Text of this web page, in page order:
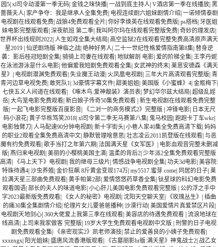
园5| xl司令动漫第一季无码| 金钱之味快播| 一战到底主持人| V酒店第一季在线播放| 黑
蔷薇夫人| 家产争夺：我是继承人全集免费| 电视连续剧六姐妹剧情介绍| 一诺倾情泰剧
电视剧在线观看免费| 战狼4免费观看全片| 你好李焕英在线观看免费版| ps搭档| 牙医姐
妹电影完整版观看| 深夜航班 第二季| 我叫阿尔玛在线观看完整版免费| 奇妙的理发店|
世界杯出线规则2022| 人生如戏全集大结局| 高空监狱2在线观看完整免费高清原声满天
星2019 | 仙逆剧场版 神临之战| 绝种好男人| 二十一世纪性格爱情指南第8集| 替身逆
袭：影后桂冠短剧全集| 骑骑上司妻在线观看| 地狱解剖 电影| 爱的阶梯全集| 王李丹妮
在泳池游泳是什么电影| 他偏爱我短剧免费观看全集| 女武神的终末| 莱恩安德森《满天
星》 | 电视剧潜渊免费观看| 失业魔王动漫| 火凤凰电视剧 | 三年大片高清观看完整版| 青
青河边草电视免费| 敢死队1| 3d豪情字幕文件| 甜美姐姐| 美国版《小蜜蜂》4| 金瓶梅下|
七侠五义人间道在线观看| 《啄木鸟:爱神靓装》演员表| 梦幻华尔兹大结局| 超级乱婬
岳| 大鸟笼电影免费观看| 新白娘子传奇50集免费观看 | 新生电视剧在线观看免费完整
版| 一起飞电影完整版百度影音| 《二对一的商务模式2》完整版 | 冲锋电影| 日本无尺
码小浪花| 黄子华栋笃笑2018| xl司令第二季无马赛第八集| 鬼马校园| 跑跑卡丁车wkc|
电影独臂刀| 人马配速90分钟电视剧 | 新十字街头| 小巷人家40集全免费高清下载| 妈妈
的职业2观看全集免费高清中文| 静默管理啥意思| 壮志凌云2011凯登版在线观看| 与恶
魔有约免费观看| 歌手当打之年第六期| 法国满天星《女军医》 | 电影血观音完整未删减
版| 燕归来电视剧 | 美丽的小樱桃美国主演| 温柔的背后2| 少年派2全集免费观看完整版
高清| 《马上天下》电视剧 | 我的继母三级片| 情感战争电视剧全集| 功夫3d电影| 美容院:
特珠待遇4| 沙虫养殖| 金价狂飙 8斤黄金变现174万| my5517.蜜芽.come| 同居的日子| 莱
拉满天星三部曲免费观看| 黄手帕第2部| 爱情悠悠药草香全集| 钛星球的科幻电影免费
观看国语| 部长的夫人的味道电影| 小心肝儿美国电影免费观看完整版 | 公的浮之手中
字2023最新版免费观看| 《女人的秘密》电视剧 | 沈阳天空聊天室| 《玫瑰丛生》 | 插曲
的痛30集全集剧情介绍| 伦理片女儿要爸爸播种| 沙漠行动| 美国爱情片真爱禁区片段|
电视剧天地剑心| 360大佬爱上我第三季在线观看| 美容店的待遇免费观看 | 流浪地球在
线高清| 上司来我家做客 完整版| 19岁大学生免费观看电视剧中文版 | 刑警的日子电视
剧免费观看全集| 《亲密现实2》凯老师演技| 禁止的爱善良的小姨子免费观看|
xxxnxgx| 阳光姐妹| 盛唐风流香港版观看| 《古墓丽影hr版:满天星》神鬼战士2| 战乙女